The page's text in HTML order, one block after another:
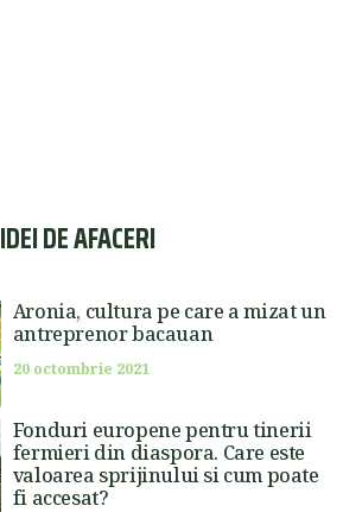
IDEI DE AFACERI
Aronia, cultura pe care a mizat un
antreprenor bacauan
20 octombrie 2021
Fonduri europene pentru tinerii
fermieri din diaspora. Care este
valoarea sprijinului si cum poate
fi accesat?